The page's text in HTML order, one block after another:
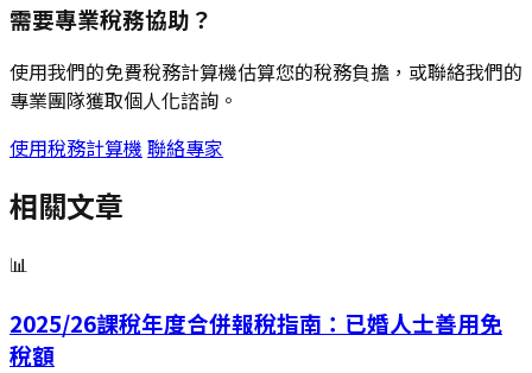
需要專業稅務協助？
使用我們的免費稅務計算機估算您的稅務負擔，或聯絡我們的
專業團隊獲取個人化諮詢。
使用稅務計算機 聯絡專家
相關文章
📊
2025/26課稅年度合併報稅指南：已婚人士善用免
稅額